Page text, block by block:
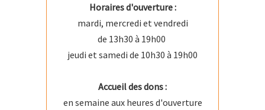
Horaires d'ouverture :
mardi, mercredi et vendredi
de 13h30 à 19h00
jeudi et samedi de 10h30 à 19h00
Accueil des dons :
en semaine aux heures d'ouverture